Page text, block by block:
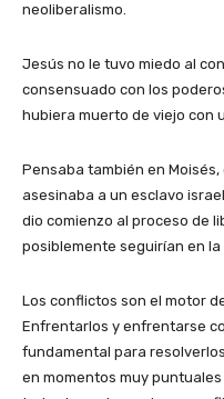
neoliberalismo.
Jesús no le tuvo miedo al
consensuado con los
hubiera muerto de viejo con
Pensaba también en
asesinaba a un esclavo
dio comienzo al proceso de
posiblemente seguirían en la
Los conflictos son el motor
Enfrentarlos y enfrentarse
fundamental para
en momentos muy